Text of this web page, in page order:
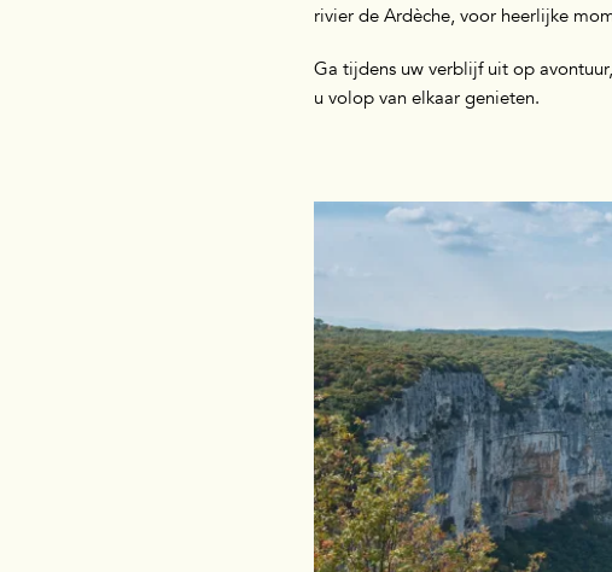
rivier de Ardèche, voor heerlijke
Ga tijdens uw verblijf uit op
u volop van elkaar genieten.